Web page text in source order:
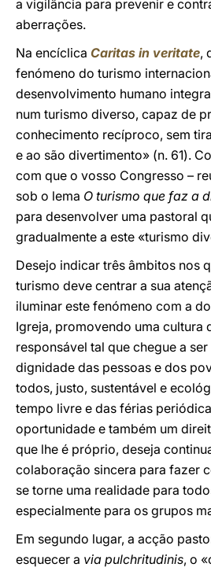
a vigilância para prevenir e
aberrações.
Na encíclica Caritas in veritate,
fenómeno do turismo
desenvolvimento humano
num turismo diverso, capaz de
conhecimento recíproco, sem
e ao são divertimento» (n. 61).
com que o vosso Congresso –
sob o lema O turismo que faz a
para desenvolver uma pastoral
gradualmente a este «turismo
Desejo indicar três âmbitos nos
turismo deve centrar a sua
iluminar este fenómeno com a
Igreja, promovendo uma cultura
responsável tal que chegue a
dignidade das pessoas e dos
todos, justo, sustentável e
tempo livre e das férias
oportunidade e também um
que lhe é próprio, deseja
colaboração sincera para fazer
se torne uma realidade para
especialmente para os grupos
Em segundo lugar, a acção
esquecer a via pulchritudinis, o